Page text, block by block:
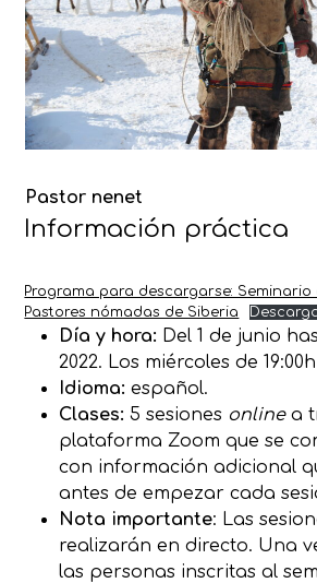
Pastor nenet
Información práctica
Programa para descargarse: Seminario
Pastores nómadas de Siberia
Día y hora: Del 1 de junio
2022. Los miércoles de
Idioma:español.
Clases:5 sesiones onlinea
plataforma Zoom que se
con información adicional
antes de empezar cada
Nota importante: Las
realizarán en directo. Una
las personas inscritas al